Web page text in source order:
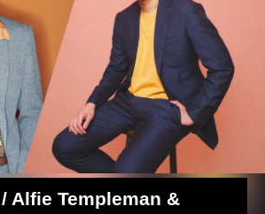
/ Alfie Templeman &